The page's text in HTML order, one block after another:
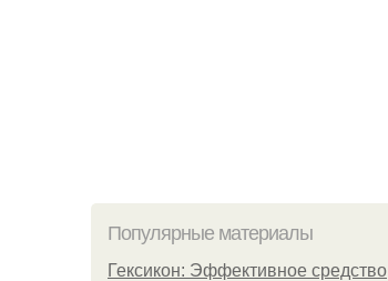
Популярные материалы
Гексикон: Эффективное средство